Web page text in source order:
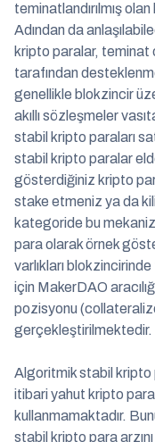
teminatlandırılmış
Adından da
kripto paralar, teminat
tarafından
genellikle blokzincir
akıllı sözleşmeler
stabil kripto paraları
stabil kripto paralar
gösterdiğiniz kripto
stake etmeniz ya da
kategoride bu
para olarak örnek
varlıkları
için MakerDAO
pozisyonu
gerçekleştirilmektedir.
Algoritmik stabil kripto
itibari yahut kripto
kullanmamaktadır.
stabil kripto para